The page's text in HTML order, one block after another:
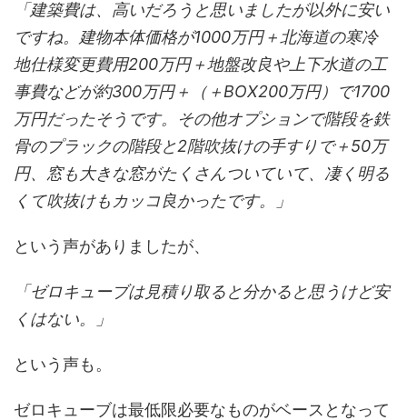
「建築費は、高いだろうと思いましたが以外に安い
ですね。建物本体価格が1000万円＋北海道の寒冷
地仕様変更費用200万円＋地盤改良や上下水道の工
事費などが約300万円＋（＋BOX200万円）で1700
万円だったそうです。その他オプションで階段を鉄
骨のプラックの階段と2階吹抜けの手すりで＋50万
円、窓も大きな窓がたくさんついていて、凄く明る
くて吹抜けもカッコ良かったです。」
という声がありましたが、
「ゼロキューブは見積り取ると分かると思うけど安
くはない。」
という声も。
ゼロキューブは最低限必要なものがベースとなって